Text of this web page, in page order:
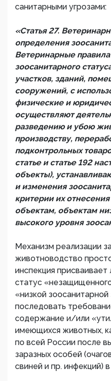
санитарными угрозами:
«Статья 27.
определения
Ветеринарные
зоосанитарного
участков, зданий,
сооружений, с
физические и
осуществляют
разведению и убою
производству,
подконтрольных
статье и статье 192
объекты),
и изменения
критерии их
объектам, объектам
высокого уровня
Механизм реализации
животноводство
инспекция
статус
«низкой
последовать
содержание и/или
имеющихся животных,
по всей России после
заразных особей
свиней и пр. инфекций)